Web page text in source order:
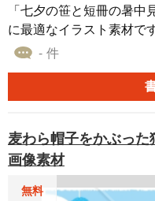
「七夕の笹と短冊の暑
に最適なイラスト素材で
タッチで表現されていま
い事を書きます。短冊
に飾られることもありま
ンロードは無料です。是
- 件
麦わら帽子をかぶっ
画像素材
無料